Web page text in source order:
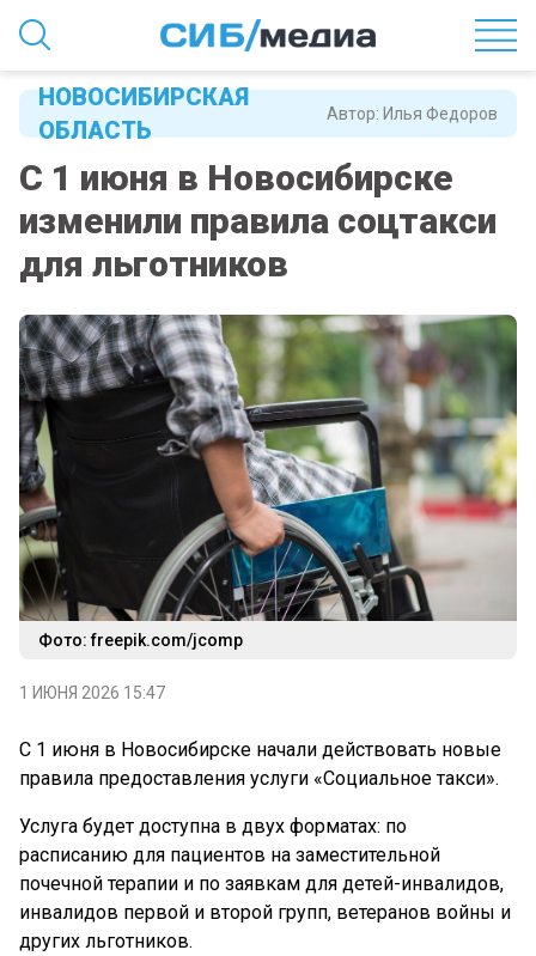
Автор: Илья Федоров
НОВОСИБИРСКАЯ
ОБЛАСТЬ
С 1 июня в Новосибирске
изменили правила соцтакси
для льготников
Фото: freepik.com/jcomp
1 ИЮНЯ 2026 15:47
С 1 июня в Новосибирске начали действовать новые
правила предоставления услуги «Социальное такси».
Услуга будет доступна в двух форматах: по
расписанию для пациентов на заместительной
почечной терапии и по заявкам для детей-инвалидов,
инвалидов первой и второй групп, ветеранов войны и
других льготников.